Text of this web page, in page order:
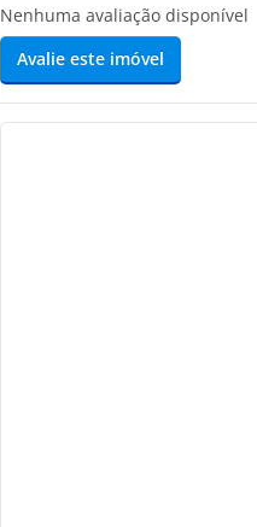
Nenhuma avaliação disponível
Avalie este imóvel